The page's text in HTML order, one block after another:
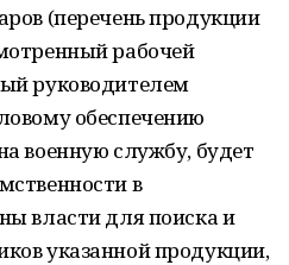
(перечень продукции
рабочей
руководителем
обеспечению
военную службу, будет
в
власти для поиска и
указанной продукции,